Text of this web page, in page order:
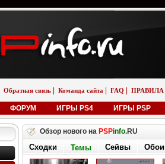
Обратная связь Команда сайта FAQ ПРАВИЛА
ФОРУМ ИГРЫ PS4 ИГРЫ PSP
Обзор нового на PSPinfo.RU
Сходки Темы Сейвы Обои